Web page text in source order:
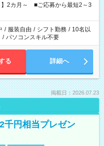
さいね。 ※Wワーク希望
る勤務時間と、もう1つのお仕事
を超える場合は応募できません。
】2カ月～ ■ご応募から最短2～3
/ 服装自由 / シフト勤務 / 10名以
/ パソコンスキル不要
る 詳細へ
掲載日：2026.07.23
千円相当プレゼン